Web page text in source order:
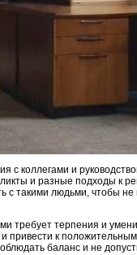
с коллегами и
и разные подходы к
с такими людьми, чтобы
требует терпения и
привести к
баланс и не